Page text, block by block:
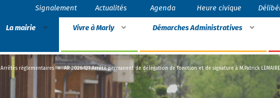
Signalement Actualités Agenda Heure civique
La mairie Vivre à Marly Démarches Administratives
Arrêtés réglementaires » AR-2026-121 Arrêté permanent de délégation de fonction et de signature à M.Patrick